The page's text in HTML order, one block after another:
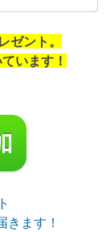
ント。
います！
きます！